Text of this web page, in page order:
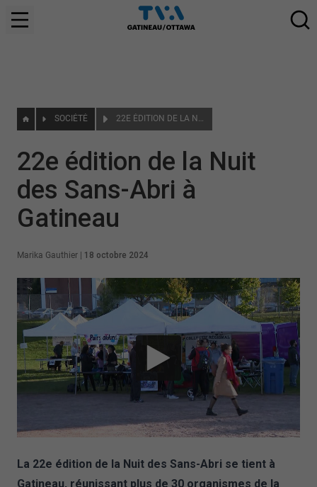
SOCIÉTÉ 22E ÉDITION DE LA NUIT DES SANS-ABRI À GATINEAU
22e édition de la Nuit
des Sans-Abri à
Gatineau
Marika Gauthier 18 octobre 2024
La 22e édition de la Nuit des Sans-Abri se tient à
Gatineau, réunissant plus de 30 organismes de la